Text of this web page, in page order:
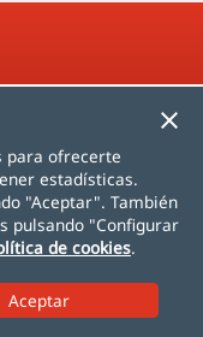
češtinadanskNederlands
語한국어
InSpain.org
para ofrecerte
estadísticas.
"Aceptar". También
pulsando "Configurar
de cookies.